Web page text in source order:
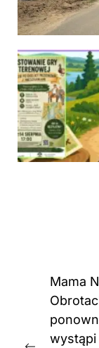
wpisu
Mama
wystąpi